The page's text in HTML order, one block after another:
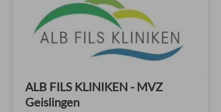
ALB FILS KLINIKEN - MVZ
Geislingen